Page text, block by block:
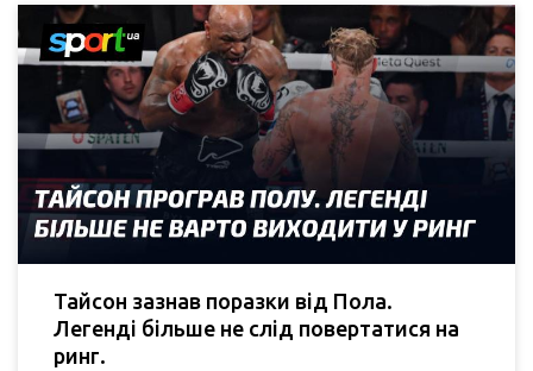
Тайсон зазнав поразки від Пола.
Легенді більше не слід повертатися на
ринг.